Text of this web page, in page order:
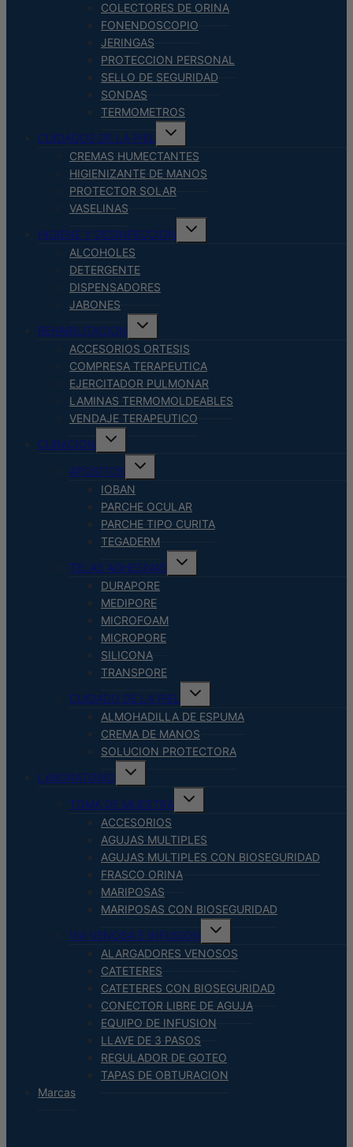
COLECTORES DE ORINA
FONENDOSCOPIO
JERINGAS
PROTECCION PERSONAL
SELLO DE SEGURIDAD
SONDAS
TERMOMETROS
CUIDADOS DE LA PIEL
Alternar
hijo
CREMAS HUMECTANTES
HIGIENIZANTE DE MANOS
PROTECTOR SOLAR
VASELINAS
HIGIENE Y DESINFECCION
Alternar
ALCOHOLES
DETERGENTE
DISPENSADORES
JABONES
REHABILITACION
Alternar
hijo
ACCESORIOS ORTESIS
COMPRESA TERAPEUTICA
EJERCITADOR PULMONAR
LAMINAS TERMOMOLDEABLES
VENDAJE TERAPEUTICO
CURACION
Alternar
APOSITOS
Alternar
hijo
IOBAN
PARCHE OCULAR
PARCHE TIPO CURITA
TEGADERM
TELAS ADHESIVAS
Alternar
DURAPORE
MEDIPORE
MICROFOAM
MICROPORE
SILICONA
TRANSPORE
CUIDADO DE LA PIEL
Alternar
hijo
ALMOHADILLA DE ESPUMA
CREMA DE MANOS
SOLUCION PROTECTORA
LABORATORIO
Alternar
TOMA DE MUESTRA
Alternar
ACCESORIOS
AGUJAS MULTIPLES
AGUJAS MULTIPLES CON BIOSEGURIDAD
FRASCO ORINA
MARIPOSAS
MARIPOSAS CON BIOSEGURIDAD
VIA VENOSA E INFUSION
Alternar
hijo
ALARGADORES VENOSOS
CATETERES
CATETERES CON BIOSEGURIDAD
CONECTOR LIBRE DE AGUJA
EQUIPO DE INFUSION
LLAVE DE 3 PASOS
REGULADOR DE GOTEO
TAPAS DE OBTURACION
Marcas